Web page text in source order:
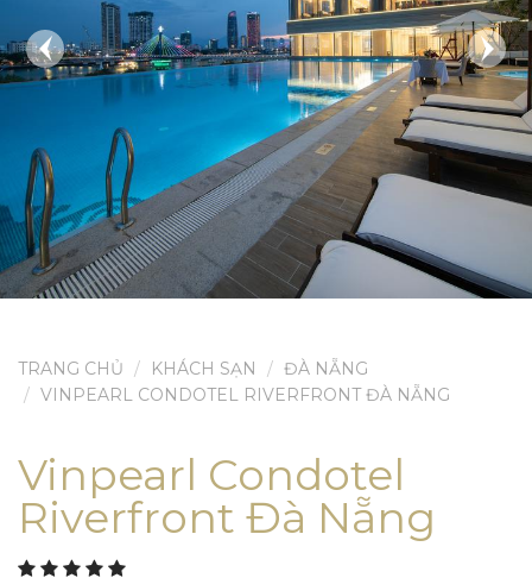
TRANG CHỦ KHÁCH SẠN
ĐÀ NẴNG
VINPEARL CONDOTEL RIVERFRONT ĐÀ NẴNG
Vinpearl Condotel
Riverfront Đà Nẵng